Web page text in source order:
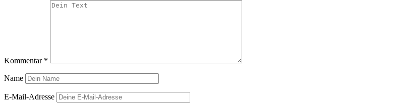
Kommentar *
Name
E-Mail-Adresse